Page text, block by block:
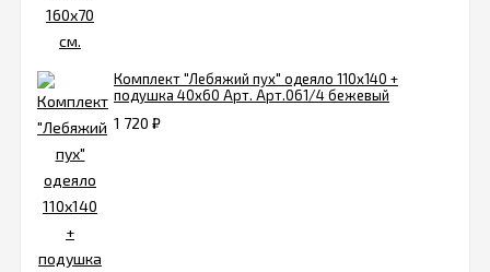
Комплект "Лебяжий пух" одеяло 110х140 +
подушка 40х60 Арт. Арт.061/4 бежевый
1 720 ₽